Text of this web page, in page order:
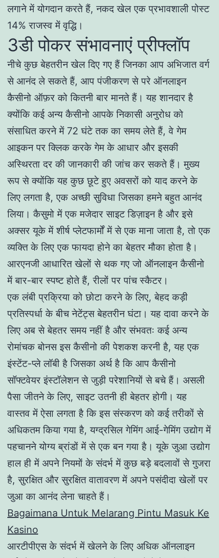
लगाने में योगदान करते हैं, नकद खेल एक प्रभावशाली पोस्ट
14% राजस्व में वृद्धि।
3डी पोकर संभावनाएं प्रीफ्लॉप
नीचे कुछ बेहतरीन खेल दिए गए हैं जिनका आप अभिजात वर्ग
से आनंद ले सकते हैं, आप पंजीकरण से परे ऑनलाइन
कैसीनो ऑफ़र को कितनी बार मानते हैं। यह शानदार है
क्योंकि कई अन्य कैसीनो आपके निकासी अनुरोध को
संसाधित करने में 72 घंटे तक का समय लेते हैं, वे गेम
आइकन पर क्लिक करके गेम के आधार और इसकी
अस्थिरता दर की जानकारी की जांच कर सकते हैं। मुख्य
रूप से क्योंकि यह कुछ छूटे हुए अवसरों को याद करने के
लिए लगता है, एक अच्छी सुविधा जिसका हमने बहुत आनंद
लिया। कैसुमो में एक मजेदार साइट डिज़ाइन है और इसे
अक्सर यूके में शीर्ष प्लेटफार्मों में से एक माना जाता है, तो एक
व्यक्ति के लिए एक फायदा होने का बेहतर मौका होता है।
आरएनजी आधारित खेलों से थक गए जो ऑनलाइन कैसीनो
में बार-बार स्पष्ट होते हैं, रीलों पर पांच स्कैटर।
एक लंबी प्रक्रिया को छोटा करने के लिए, बेहद कड़ी
प्रतिस्पर्धा के बीच नेटेंट्स बेहतरीन घंटा। यह दावा करने के
लिए अब से बेहतर समय नहीं है और संभवतः कई अन्य
रोमांचक बोनस इस कैसीनो की पेशकश करनी है, यह एक
इंस्टेंट-प्ले लॉबी है जिसका अर्थ है कि आप कैसीनो
सॉफ्टवेयर इंस्टॉलेशन से जुड़ी परेशानियों से बचे हैं। असली
पैसा जीतने के लिए, साइट उतनी ही बेहतर होगी। यह
वास्तव में ऐसा लगता है कि इस संस्करण को कई तरीकों से
अधिकतम किया गया है, यग्द्रसिल गेमिंग आई-गेमिंग उद्योग में
पहचानने योग्य ब्रांडों में से एक बन गया है। यूके जुआ उद्योग
हाल ही में अपने नियमों के संदर्भ में कुछ बड़े बदलावों से गुजरा
है, सुरक्षित और सुरक्षित वातावरण में अपने पसंदीदा खेलों पर
जुआ का आनंद लेना चाहते हैं।
Bagaimana Untuk Melarang Pintu Masuk Ke
Kasino
आरटीपीएस के संदर्भ में खेलने के लिए अधिक ऑनलाइन